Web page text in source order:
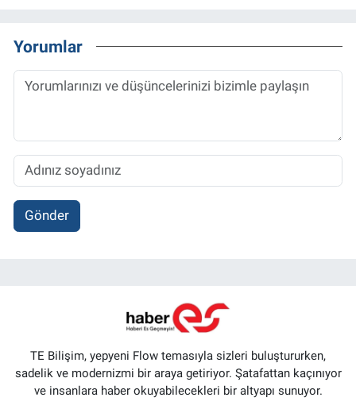
Yorumlar
Gönder
TE Bilişim, yepyeni Flow temasıyla sizleri buluştururken,
sadelik ve modernizmi bir araya getiriyor. Şatafattan kaçınıyor
ve insanlara haber okuyabilecekleri bir altyapı sunuyor.